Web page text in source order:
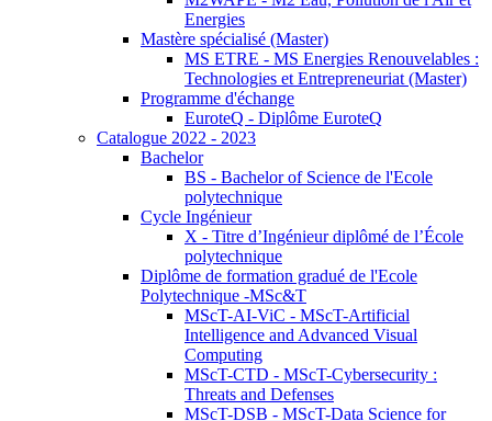
Energies
Mastère spécialisé (Master)
MS ETRE - MS Energies Renouvelables :
Technologies et Entrepreneuriat (Master)
Programme d'échange
EuroteQ - Diplôme EuroteQ
Catalogue 2022 - 2023
Bachelor
BS - Bachelor of Science de l'Ecole
polytechnique
Cycle Ingénieur
X - Titre d’Ingénieur diplômé de l’École
polytechnique
Diplôme de formation gradué de l'Ecole
Polytechnique -MSc&T
MScT-AI-ViC - MScT-Artificial
Intelligence and Advanced Visual
Computing
MScT-CTD - MScT-Cybersecurity :
Threats and Defenses
MScT-DSB - MScT-Data Science for